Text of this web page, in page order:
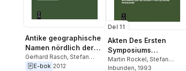
Antike geographische
Namen nördlich der
Alpen
Gerhard Rasch, Stefan
Zimmer
E-bok 2012
Del 11
Akten Des Ersten
Symposiums
Deutschsprachiger
Keltologen
Martin Rockel, Stefan
Zimmer
Inbunden, 1993